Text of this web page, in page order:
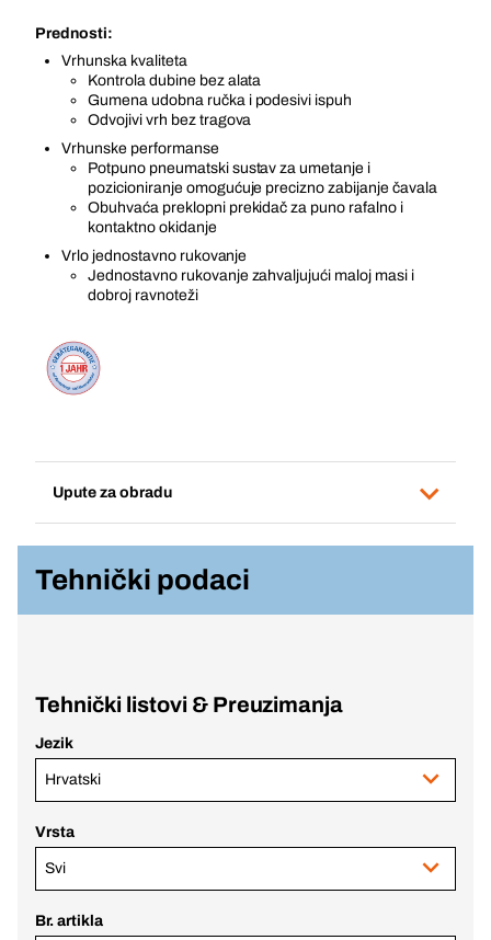
Prednosti:
Vrhunska kvaliteta
Kontrola dubine bez alata
Gumena udobna ručka i podesivi ispuh
Odvojivi vrh bez tragova
Vrhunske performanse
Potpuno pneumatski sustav za umetanje i
pozicioniranje omogućuje precizno zabijanje čavala
Obuhvaća preklopni prekidač za puno rafalno i
kontaktno okidanje
Vrlo jednostavno rukovanje
Jednostavno rukovanje zahvaljujući maloj masi i
dobroj ravnoteži
Upute za obradu
Tehnički podaci
Tehnički listovi & Preuzimanja
Jezik
Hrvatski
Vrsta
Svi
Br. artikla